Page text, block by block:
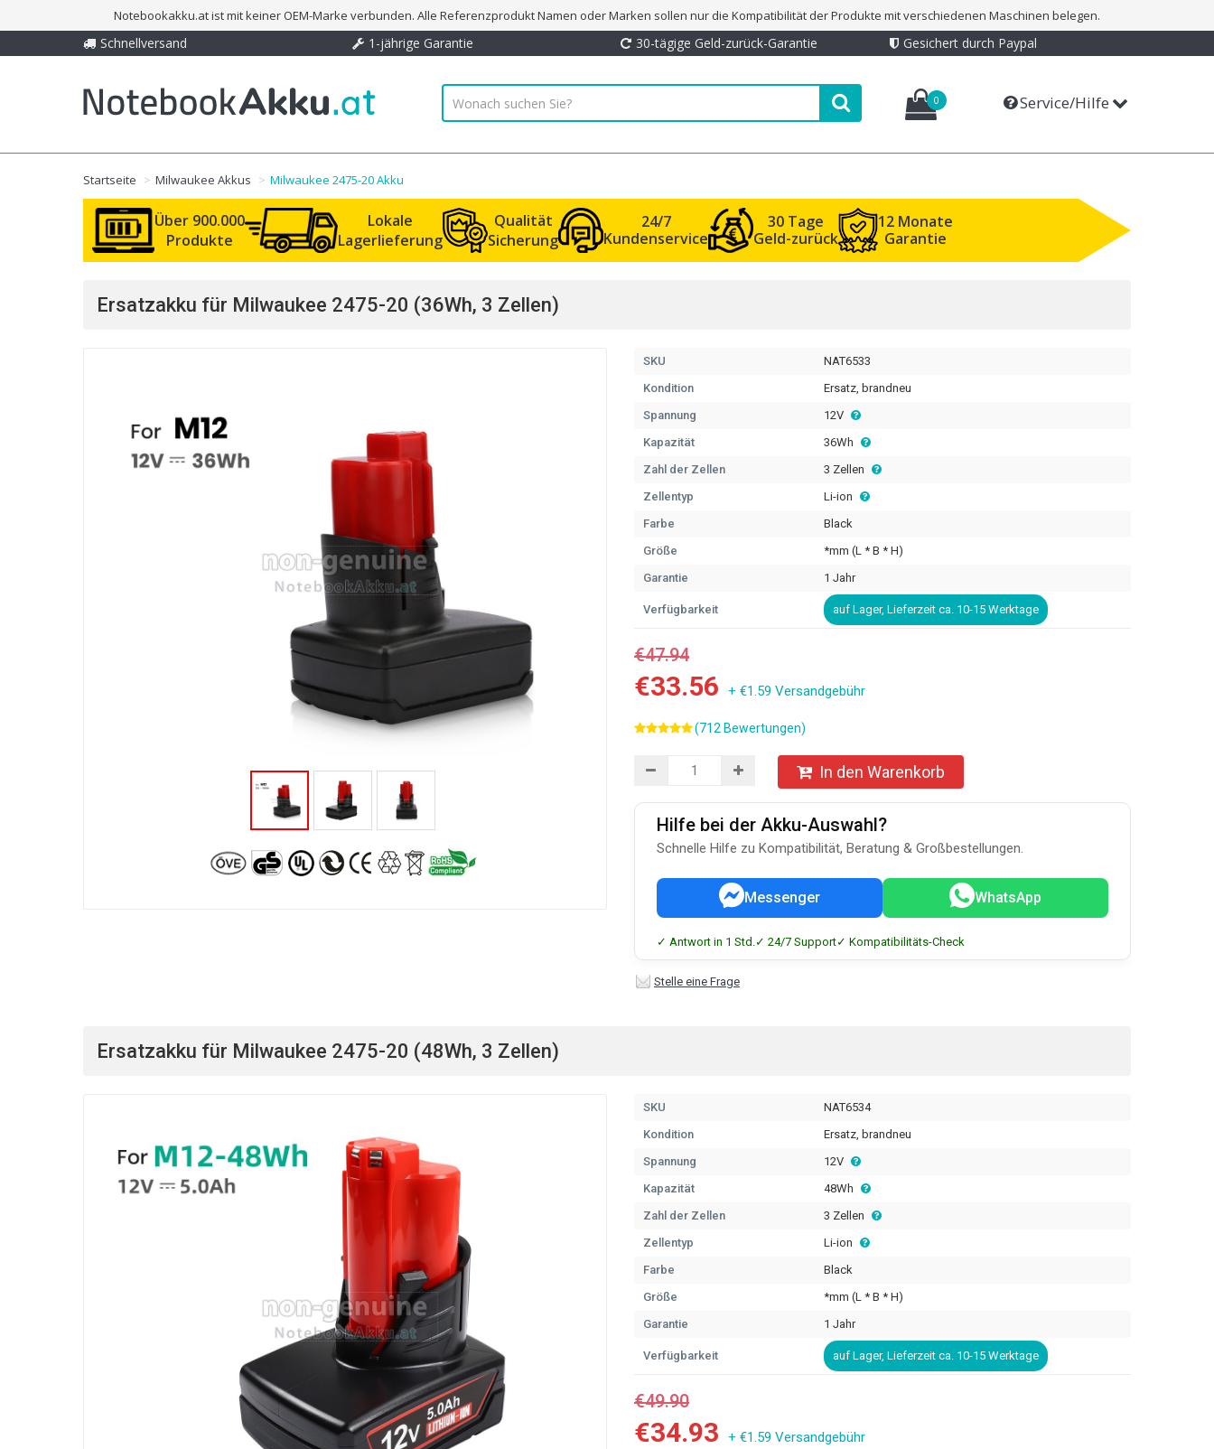
Notebookakku.at ist mit keiner OEM-Marke verbunden. Alle Referenzprodukt Namen oder Marken sollen nur die Kompatibilität der Produkte mit verschiedenen Maschinen belegen.
Schnellversand 1-jährige Garantie 30-tägige Geld-zurück-Garantie Gesichert durch Paypal
0 Service/Hilfe
Startseite Milwaukee Akkus Milwaukee 2475-20 Akku
Über 900.000
Produkte
Lokale
Lagerlieferung
Qualität
Sicherung
24/7
Kundenservice
30 Tage
Geld-zurück
12 Monate
Garantie
Ersatzakku für Milwaukee 2475-20 (36Wh, 3 Zellen)
SKU
NAT6533
Kondition
Ersatz, brandneu
Spannung
12V
Kapazität
36Wh
Zahl der Zellen
3 Zellen
Zellentyp
Li-ion
Farbe
Black
Größe
*mm (L * B * H)
Garantie
1 Jahr
Verfügbarkeit auf Lager, Lieferzeit ca. 10-15 Werktage
€47.94
€33.56 + €1.59 Versandgebühr
(712 Bewertungen)
In den Warenkorb
Hilfe bei der Akku-Auswahl?
Schnelle Hilfe zu Kompatibilität, Beratung & Großbestellungen.
Messenger WhatsApp
✓ Antwort in 1 Std.✓ 24/7 Support✓ Kompatibilitäts-Check
Stelle eine Frage
Ersatzakku für Milwaukee 2475-20 (48Wh, 3 Zellen)
SKU
NAT6534
Kondition
Ersatz, brandneu
Spannung
12V
Kapazität
48Wh
Zahl der Zellen
3 Zellen
Zellentyp
Li-ion
Farbe
Black
Größe
*mm (L * B * H)
Garantie
1 Jahr
Verfügbarkeit auf Lager, Lieferzeit ca. 10-15 Werktage
€49.90
€34.93 + €1.59 Versandgebühr